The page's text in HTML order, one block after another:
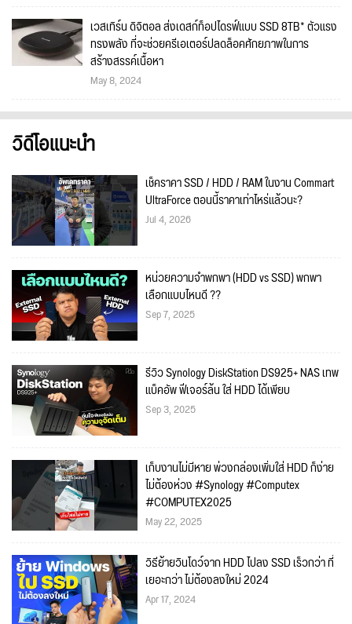
เวสเทิร์น ดิจิตอล ส่งเดสก์ท็อปไดรฟ์แบบ SSD 8TB* ตัวแรง
ทรงพลัง ที่จะช่วยครีเอเตอร์ปลดล็อคศักยภาพในการ
สร้างสรรค์เนื้อหา
May 8, 2024
วิดีโอแนะนำ
เช็คราคา SSD / HDD / RAM ในงาน Commart
UltraForce ตอนนี้ราคาเท่าไหร่แล้วนะ?
Jul 4, 2026
หน่วยความจำพกพา (HDD vs SSD) พกพา
เลือกแบบไหนดี ??
Sep 7, 2025
รีวิว Synology DiskStation DS925+ NAS เทพ
แบ็คอัพ ฟีเจอร์ล้น ใส่ HDD ได้เพียบ
Sep 3, 2025
เก็บงานไม่มีหาย พ่วงกล่องเพิ่มใส่ HDD ก็ง่าย
ไม่ต้องห่วง #Synology #Computex
#COMPUTEX2025
May 22, 2025
วิธีย้ายวินโดว์จาก HDD ไปลง SSD เร็วกว่า ที่
เยอะกว่า ไม่ต้องลงใหม่ 2024
Apr 17, 2024